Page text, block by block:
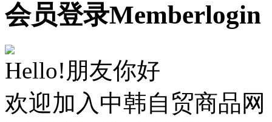
会员登录Memberlogin
Hello!朋友你好
欢迎加入中韩自贸商品网